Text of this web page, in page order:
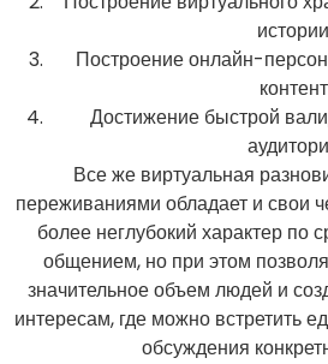
истории
Построение онлайн-
контент
Достижение быстрой
Все же виртуальная
переживаниями обладает и свои
более неглубокий характер по
общением, но при этом
значительное объем людей и
интересам, где можно встретить
обсуждения